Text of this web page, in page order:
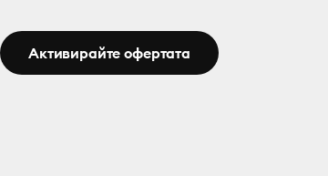
Активирайте офертата